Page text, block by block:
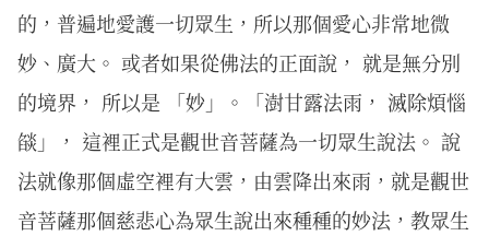
的，普遍地愛護一切眾生，所以那個愛心非常地微
妙、廣大。 或者如果從佛法的正面說， 就是無分別
的境界， 所以是 「妙」。「澍甘露法雨， 滅除煩惱
燄」， 這裡正式是觀世音菩薩為一切眾生說法。 說
法就像那個虛空裡有大雲，由雲降出來雨，就是觀世
音菩薩那個慈悲心為眾生說出來種種的妙法，教眾生